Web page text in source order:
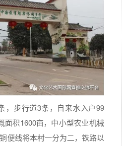
步行道3条，自来水入户99
面积1600亩，中小型农业机械
便线将本村一分为二，铁路以